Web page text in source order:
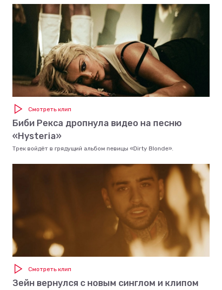
Смотреть клип
Биби Рекса дропнула видео на песню
«Hysteria»
Трек войдёт в грядущий альбом певицы «Dirty Blonde».
Смотреть клип
Зейн вернулся с новым синглом и клипом